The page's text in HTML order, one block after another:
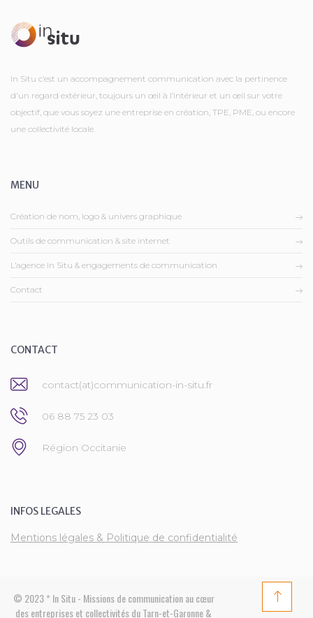
In Situ c’est un accompagnement communication avec la pertinence
d'un regard extérieur, toujours un œil à l’intérieur et un œil sur votre
objectif, que vous soyez une entreprise en création, TPE, PME, ou encore
une collectivité locale.
MENU
Création de nom, logo & univers graphique
Outils de communication & site internet
L’agence In Situ & engagements de communication
Contact
CONTACT
contact(at)communication-in-situ.fr
06 88 75 23 03
Région Occitanie
INFOS LEGALES
Mentions légales & Politique de confidentialité
© 2023 * In Situ - Missions de communication au cœur
des entreprises et collectivités du Tarn-et-Garonne &